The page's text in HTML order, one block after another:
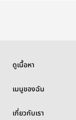
ดูเนื้อหา
เมนูของฉัน
เกี่ยวกับเรา